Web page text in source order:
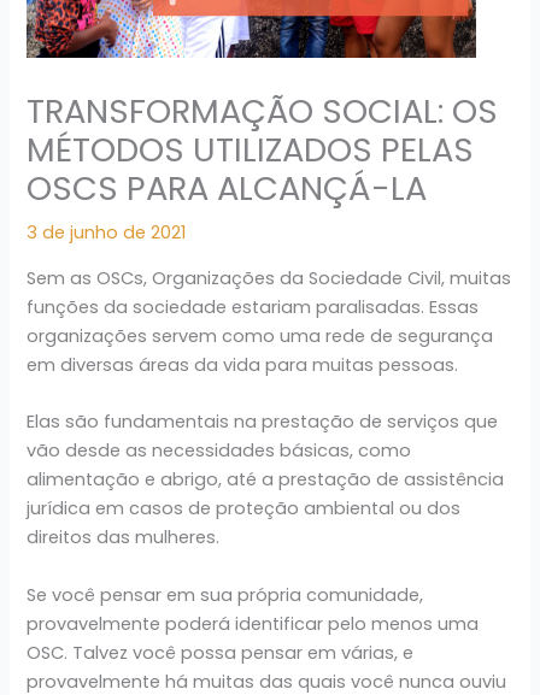
TRANSFORMAÇÃO SOCIAL: OS
MÉTODOS UTILIZADOS PELAS
OSCS PARA ALCANÇÁ-LA
3 de junho de 2021
Sem as OSCs, Organizações da Sociedade Civil, muitas
funções da sociedade estariam paralisadas. Essas
organizações servem como uma rede de segurança
em diversas áreas da vida para muitas pessoas.
Elas são fundamentais na prestação de serviços que
vão desde as necessidades básicas, como
alimentação e abrigo, até a prestação de assistência
jurídica em casos de proteção ambiental ou dos
direitos das mulheres.
Se você pensar em sua própria comunidade,
provavelmente poderá identificar pelo menos uma
OSC. Talvez você possa pensar em várias, e
provavelmente há muitas das quais você nunca ouviu